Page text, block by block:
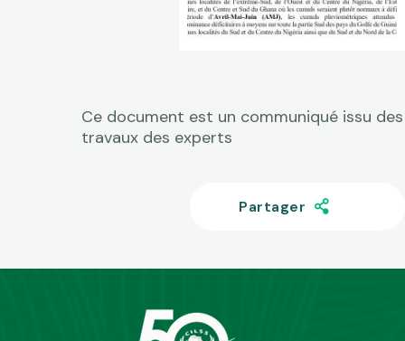
Ce document est un communiqué issu des
travaux des experts
Partager